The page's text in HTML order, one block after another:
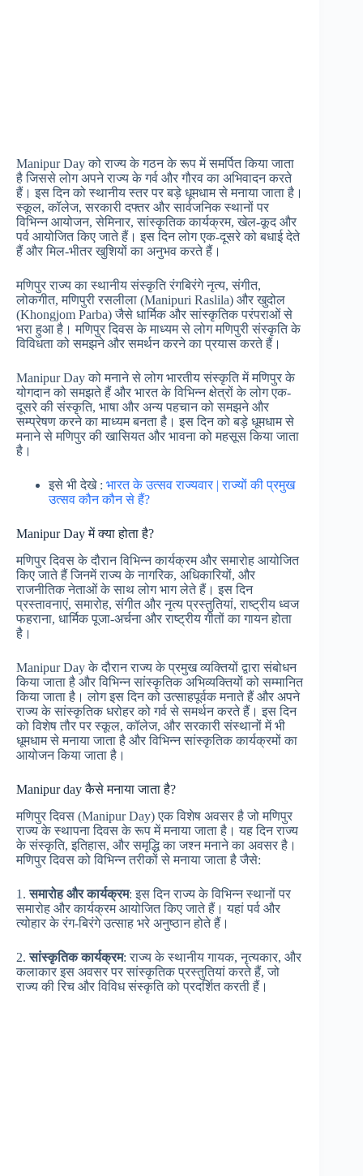
Manipur Day को राज्य के गठन के रूप में समर्पित किया जाता
है जिससे लोग अपने राज्य के गर्व और गौरव का अभिवादन करते
हैं। इस दिन को स्थानीय स्तर पर बड़े धूमधाम से मनाया जाता है।
स्कूल, कॉलेज, सरकारी दफ्तर और सार्वजनिक स्थानों पर
विभिन्न आयोजन, सेमिनार, सांस्कृतिक कार्यक्रम, खेल-कूद और
पर्व आयोजित किए जाते हैं। इस दिन लोग एक-दूसरे को बधाई देते
हैं और मिल-भीतर खुशियों का अनुभव करते हैं।
मणिपुर राज्य का स्थानीय संस्कृति रंगबिरंगे नृत्य, संगीत,
लोकगीत, मणिपुरी रसलीला (Manipuri Raslila) और खुदोल
(Khongjom Parba) जैसे धार्मिक और सांस्कृतिक परंपराओं से
भरा हुआ है। मणिपुर दिवस के माध्यम से लोग मणिपुरी संस्कृति के
विविधता को समझने और समर्थन करने का प्रयास करते हैं।
Manipur Day को मनाने से लोग भारतीय संस्कृति में मणिपुर के
योगदान को समझते हैं और भारत के विभिन्न क्षेत्रों के लोग एक-
दूसरे की संस्कृति, भाषा और अन्य पहचान को समझने और
सम्प्रेषण करने का माध्यम बनता है। इस दिन को बड़े धूमधाम से
मनाने से मणिपुर की खासियत और भावना को महसूस किया जाता
है।
इसे भी देखे : भारत के उत्सव राज्यवार | राज्यों की प्रमुख
उत्सव कौन कौन से हैं?
Manipur Day में क्या होता है?
मणिपुर दिवस के दौरान विभिन्न कार्यक्रम और समारोह आयोजित
किए जाते हैं जिनमें राज्य के नागरिक, अधिकारियों, और
राजनीतिक नेताओं के साथ लोग भाग लेते हैं। इस दिन
प्रस्तावनाएं, समारोह, संगीत और नृत्य प्रस्तुतियां, राष्ट्रीय ध्वज
फहराना, धार्मिक पूजा-अर्चना और राष्ट्रीय गीतों का गायन होता
है।
Manipur Day के दौरान राज्य के प्रमुख व्यक्तियों द्वारा संबोधन
किया जाता है और विभिन्न सांस्कृतिक अभिव्यक्तियों को सम्मानित
किया जाता है। लोग इस दिन को उत्साहपूर्वक मनाते हैं और अपने
राज्य के सांस्कृतिक धरोहर को गर्व से समर्थन करते हैं। इस दिन
को विशेष तौर पर स्कूल, कॉलेज, और सरकारी संस्थानों में भी
धूमधाम से मनाया जाता है और विभिन्न सांस्कृतिक कार्यक्रमों का
आयोजन किया जाता है।
Manipur day कैसे मनाया जाता है?
मणिपुर दिवस (Manipur Day) एक विशेष अवसर है जो मणिपुर
राज्य के स्थापना दिवस के रूप में मनाया जाता है। यह दिन राज्य
के संस्कृति, इतिहास, और समृद्धि का जश्न मनाने का अवसर है।
मणिपुर दिवस को विभिन्न तरीकों से मनाया जाता है जैसे:
1.समारोह और कार्यक्रम: इस दिन राज्य के विभिन्न स्थानों पर
समारोह और कार्यक्रम आयोजित किए जाते हैं। यहां पर्व और
त्योहार के रंग-बिरंगे उत्साह भरे अनुष्ठान होते हैं।
2.सांस्कृतिक कार्यक्रम: राज्य के स्थानीय गायक, नृत्यकार, और
कलाकार इस अवसर पर सांस्कृतिक प्रस्तुतियां करते हैं, जो
राज्य की रिच और विविध संस्कृति को प्रदर्शित करती हैं।